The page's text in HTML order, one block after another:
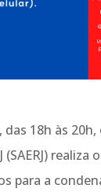
das 18h às
realiza
para a